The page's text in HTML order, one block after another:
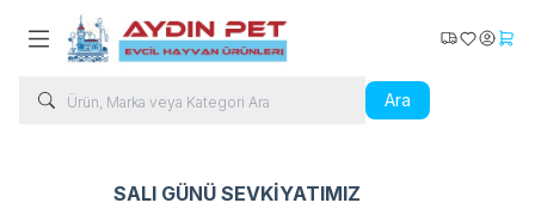
Ara
Kargo Takip
Favorilerim
SALI GÜNÜ SEVKİYATIMIZ